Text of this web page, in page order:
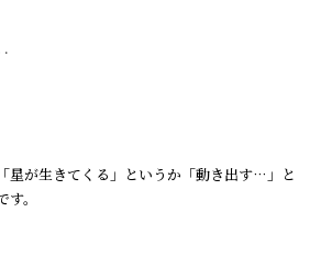
星が生きてくる」というか「動き出す…」と
。